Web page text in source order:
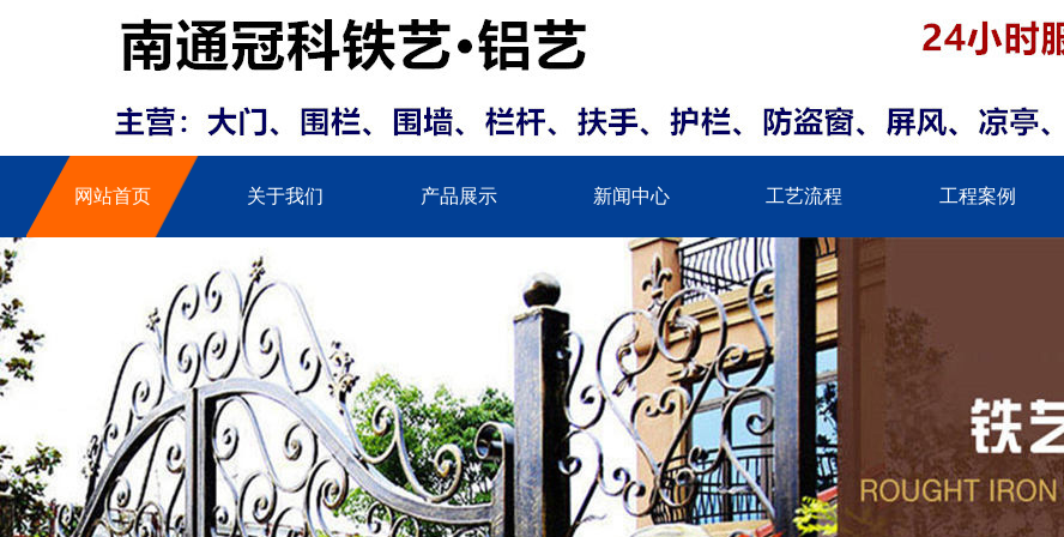
网站首页 关于我们 产品展示 新闻中心 工艺流程 工程案例